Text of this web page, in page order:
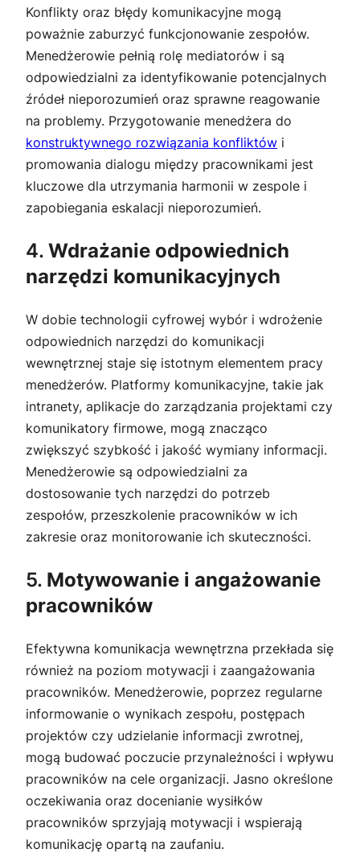
Konflikty oraz błędy komunikacyjne mogą
poważnie zaburzyć funkcjonowanie zespołów.
Menedżerowie pełnią rolę mediatorów i są
odpowiedzialni za identyfikowanie potencjalnych
źródeł nieporozumień oraz sprawne reagowanie
na problemy. Przygotowanie menedżera do
konstruktywnego rozwiązania konfliktów i
promowania dialogu między pracownikami jest
kluczowe dla utrzymania harmonii w zespole i
zapobiegania eskalacji nieporozumień.
4. Wdrażanie odpowiednich
narzędzi komunikacyjnych
W dobie technologii cyfrowej wybór i wdrożenie
odpowiednich narzędzi do komunikacji
wewnętrznej staje się istotnym elementem pracy
menedżerów. Platformy komunikacyjne, takie jak
intranety, aplikacje do zarządzania projektami czy
komunikatory firmowe, mogą znacząco
zwiększyć szybkość i jakość wymiany informacji.
Menedżerowie są odpowiedzialni za
dostosowanie tych narzędzi do potrzeb
zespołów, przeszkolenie pracowników w ich
zakresie oraz monitorowanie ich skuteczności.
5. Motywowanie i angażowanie
pracowników
Efektywna komunikacja wewnętrzna przekłada się
również na poziom motywacji i zaangażowania
pracowników. Menedżerowie, poprzez regularne
informowanie o wynikach zespołu, postępach
projektów czy udzielanie informacji zwrotnej,
mogą budować poczucie przynależności i wpływu
pracowników na cele organizacji. Jasno określone
oczekiwania oraz docenianie wysiłków
pracowników sprzyjają motywacji i wspierają
komunikację opartą na zaufaniu.